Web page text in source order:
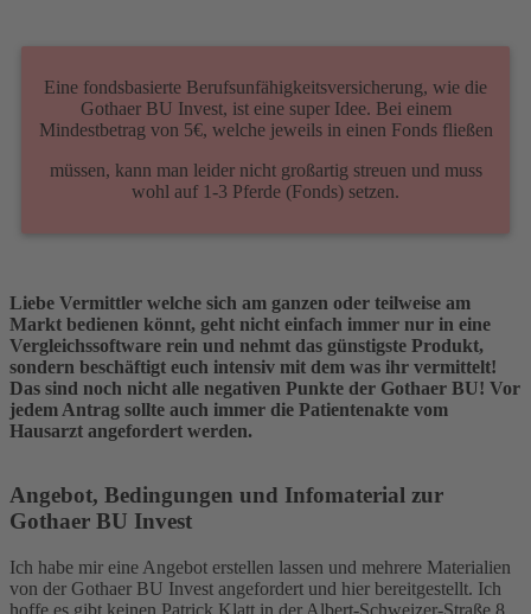
Eine fondsbasierte Berufsunfähigkeitsversicherung, wie die
Gothaer BU Invest, ist eine super Idee. Bei einem
Mindestbetrag von 5€, welche jeweils in einen Fonds fließen
müssen, kann man leider nicht großartig streuen und muss
wohl auf 1-3 Pferde (Fonds) setzen.
Liebe Vermittler welche sich am ganzen oder teilweise am
Markt bedienen könnt, geht nicht einfach immer nur in eine
Vergleichssoftware rein und nehmt das günstigste Produkt,
sondern beschäftigt euch intensiv mit dem was ihr vermittelt!
Das sind noch nicht alle negativen Punkte der Gothaer BU! Vor
jedem Antrag sollte auch immer die Patientenakte vom
Hausarzt angefordert werden.
Angebot, Bedingungen und Infomaterial zur
Gothaer BU Invest
Ich habe mir eine Angebot erstellen lassen und mehrere Materialien
von der Gothaer BU Invest angefordert und hier bereitgestellt. Ich